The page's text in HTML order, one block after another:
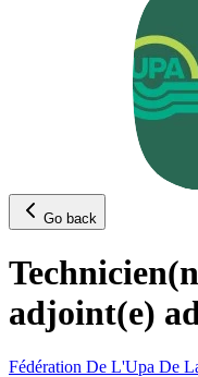
Go back
adjoint(e)
Fédération De L'Upa De